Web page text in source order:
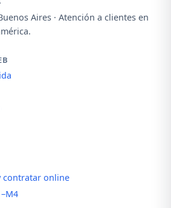
Aires · Atención a clientes en
contratar online